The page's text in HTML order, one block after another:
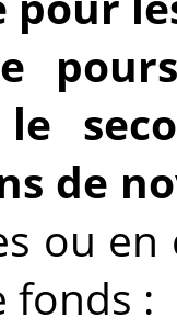
le
de
ou
fonds :